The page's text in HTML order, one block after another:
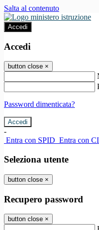
Salta al contenuto
Accedi
Accedi
button close ×
Password dimenticata?
-
Entra con SPID Entra con
Seleziona utente
button close ×
Recupero password
button close ×